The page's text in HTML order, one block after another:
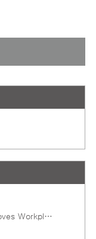
AI-Based Facilities Monitoring Improves Workplace Safety